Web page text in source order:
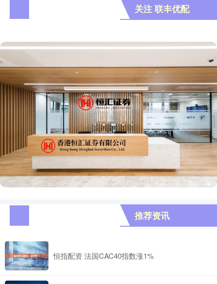
关注 联丰优配
推荐资讯
恒指配资 法国CAC40指数涨1%